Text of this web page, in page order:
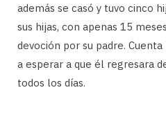
además se casó y tuvo cinco
sus hijas, con apenas 15
devoción por su padre.
a esperar a que él regresara
todos los días.